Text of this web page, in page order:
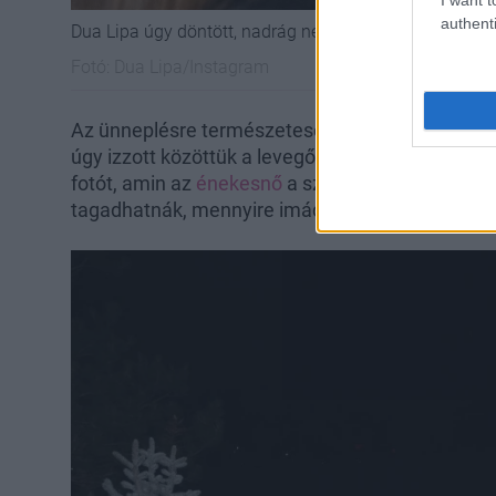
Dua Lipa úgy döntött, nadrág nélkül indul bulizni
Az ünneplésre természetesen vőlegénye,
úgy izzott közöttük a levegő. Az
fotót, amin az énekesnő a szerelme ölében ül,
tagadhatnák, mennyire imádják egymást!